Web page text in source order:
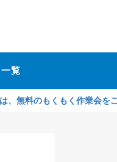
覧
作業会をご利用くださ